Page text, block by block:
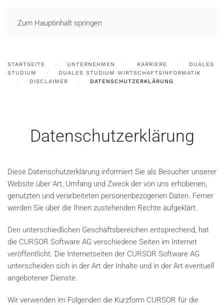
Zum Hauptinhalt springen
STARTSEITE UNTERNEHMEN KARRIERE
DUALES
STUDIUM
DUALES STUDIUM WIRTSCHAFTSINFORMATIK
DISCLAIMER
DATENSCHUTZERKLÄRUNG
Datenschutzerklärung
Diese Datenschutzerklärung informiert Sie als Besucher unserer
Website über Art, Umfang und Zweck der von uns erhobenen,
genutzten und verarbeiteten personenbezogenen Daten. Ferner
werden Sie über die Ihnen zustehenden Rechte aufgeklärt.
Den unterschiedlichen Geschäftsbereichen entsprechend, hat
die CURSOR Software AG verschiedene Seiten im Internet
veröffentlicht. Die Internetseiten der CURSOR Software AG
unterscheiden sich in der Art der Inhalte und in der Art eventuell
angebotener Dienste.
Wir verwenden im Folgenden die Kurzform CURSOR für die